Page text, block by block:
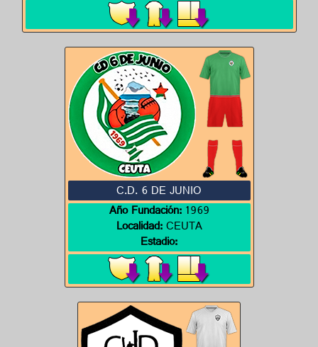
C.D. 6 DE JUNIO
Año Fundación:1969
Localidad:CEUTA
Estadio: